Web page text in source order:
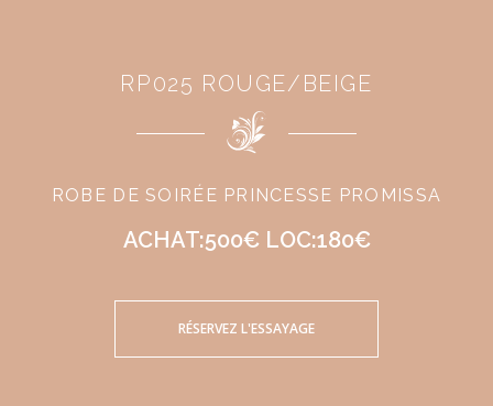
RP025 ROUGE/BEIGE
ROBE DE SOIRÉE PRINCESSE PROMISSA
ACHAT:500€ LOC:180€
RÉSERVEZ L'ESSAYAGE